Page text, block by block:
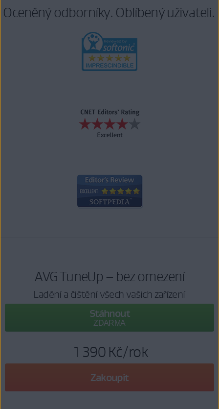
Oceněný odborníky. Oblíbený uživateli.
AVG TuneUp – bez omezení
Ladění a čištění všech vašich zařízení
Stáhnout
ZDARMA
1 390 Kč/rok
Zakoupit